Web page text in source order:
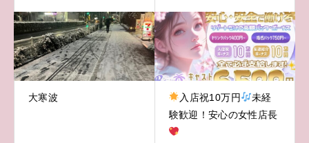
大寒波 入店祝10万円
未経
験歓迎！安心の女性店長